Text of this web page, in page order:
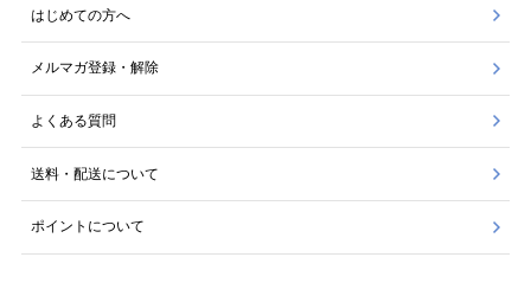
はじめての方へ
メルマガ登録・解除
よくある質問
送料・配送について
ポイントについて